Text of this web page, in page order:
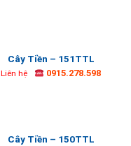
Cây Tiền – 151TTL
Liên hệ 0915.278.598
Cây Tiền – 150TTL